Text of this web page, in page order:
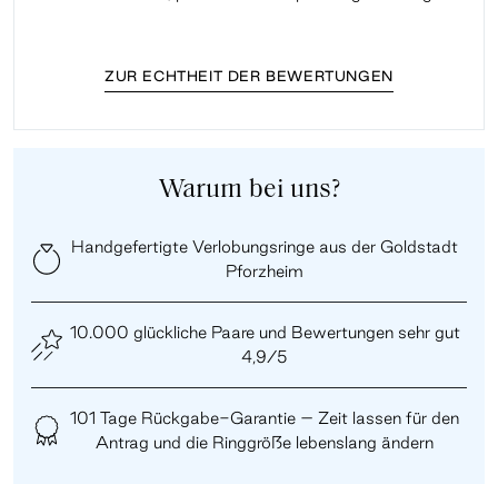
ZUR ECHTHEIT DER BEWERTUNGEN
Warum bei uns?
Handgefertigte Verlobungsringe aus der Goldstadt
Pforzheim
10.000 glückliche Paare und Bewertungen sehr gut
4,9/5
101 Tage Rückgabe-Garantie – Zeit lassen für den
Antrag und die Ringgröße lebenslang ändern